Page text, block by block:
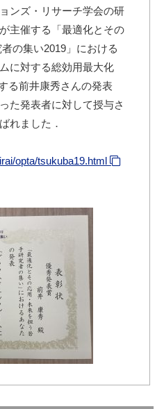
ンズ・リサーチ学会の研
主催する「最適化とその
の集い2019」における
に対する総効用最大化
る前井康秀さんの発表
た発表者に対して授与さ
れました．
opta/tsukuba19.html